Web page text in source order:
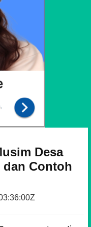
Desa
dan Contoh